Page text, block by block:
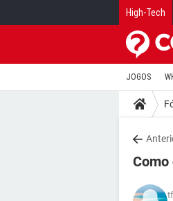
High-Tech
JOGOS